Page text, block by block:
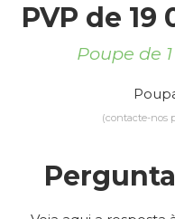
PVP de
Poupe de
(contacte-nos